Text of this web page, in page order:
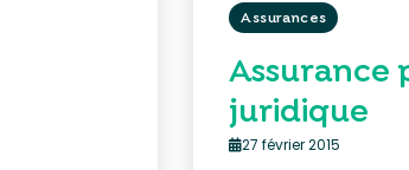
Assurances
Assurance
juridique
27 février 2015